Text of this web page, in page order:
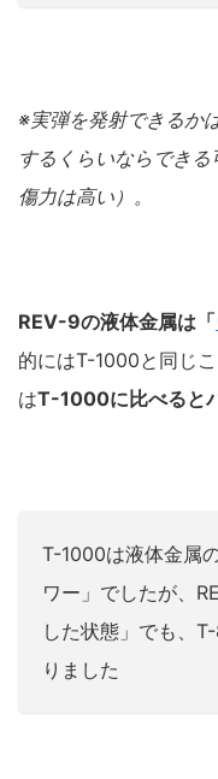
※実弾を発射できるか
するくらいならでき
傷力は高い）。
REV-9の液体金属は「
的にはT-1000と同じ
はT-1000に比べると
T-1000は液体金属
ワー」でしたが、
した状態」でも、
りました